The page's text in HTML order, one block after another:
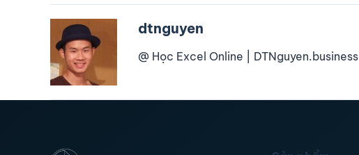
dtnguyen
@ Học Excel Online | DTNguyen.business